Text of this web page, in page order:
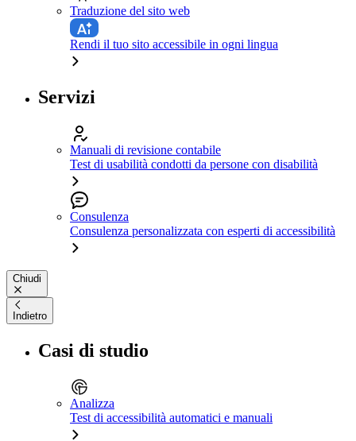
Traduzione del sito web
Rendi il tuo sito accessibile in ogni lingua
Servizi
Manuali di revisione contabile
Test di usabilità condotti da persone con disabilità
Consulenza
Consulenza personalizzata con esperti di accessibilità
Chiudi
Indietro
Casi di studio
Analizza
Test di accessibilità automatici e manuali